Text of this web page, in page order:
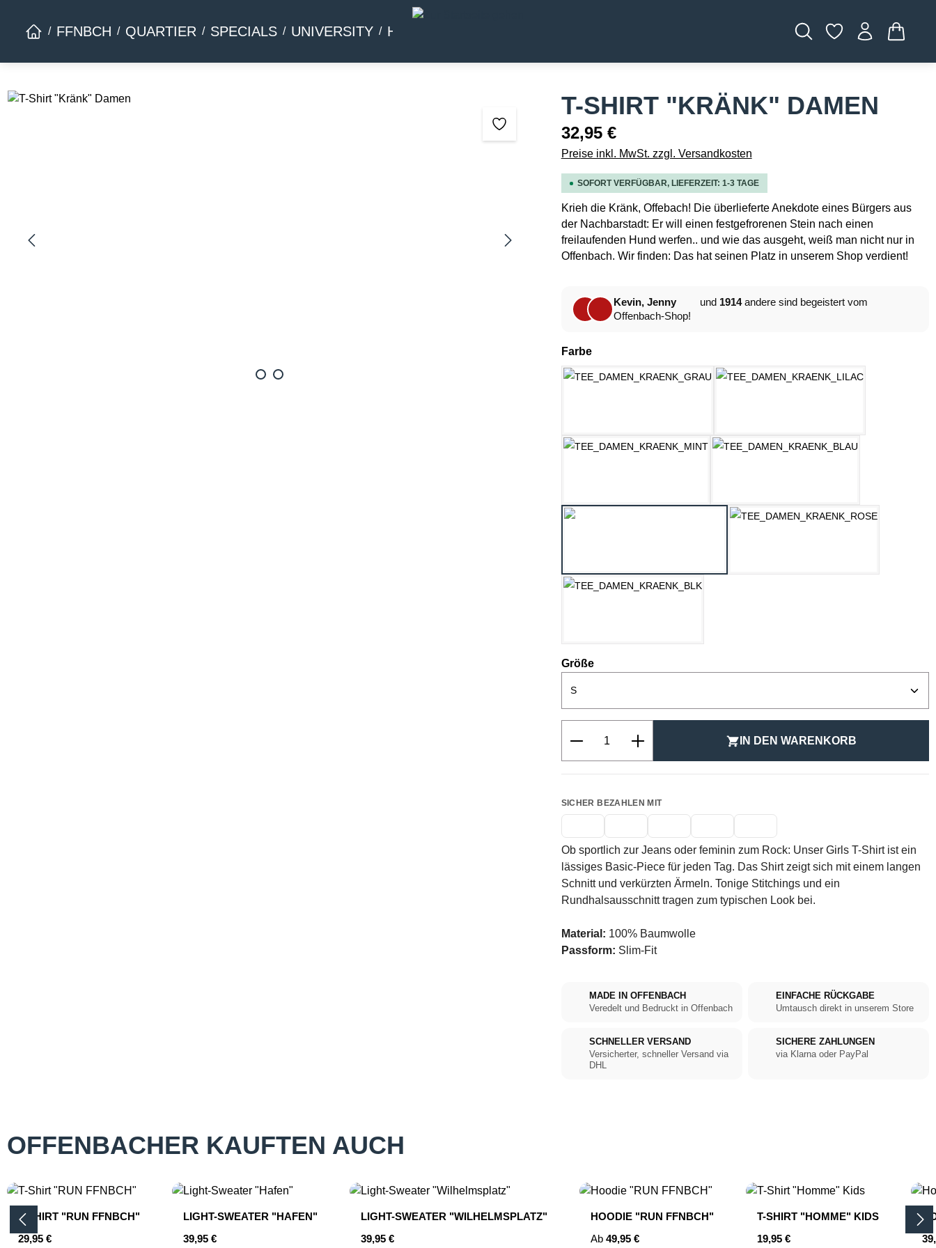
FFNBCH QUARTIER SPECIALS UNIVERSITY HOMMAGE
Bildergalerie überspringen T-SHIRT "KRÄNK" DAMEN
32,95 €
Preise inkl. MwSt. zzgl. Versandkosten
SOFORT VERFÜGBAR, LIEFERZEIT: 1-3 TAGE
Krieh die Kränk, Offebach! Die überlieferte Anekdote eines Bürgers aus
der Nachbarstadt: Er will einen festgefrorenen Stein nach einen
freilaufenden Hund werfen.. und wie das ausgeht, weiß man nicht nur in
Offenbach. Wir finden: Das hat seinen Platz in unserem Shop verdient!
Kevin, Jenny und 1914andere sind begeistert vom
Offenbach-Shop!
Farbeauswählen
Größeauswählen
Produkt Anzahl: Gib den gewünschten Wert ein
IN DEN WARENKORB
SICHER BEZAHLEN MIT
Ob sportlich zur Jeans oder feminin zum Rock: Unser Girls T-Shirt ist ein
lässiges Basic-Piece für jeden Tag. Das Shirt zeigt sich mit einem langen
Schnitt und verkürzten Ärmeln. Tonige Stitchings und ein
Rundhalsausschnitt tragen zum typischen Look bei.
Material: 100% Baumwolle
Passform: Slim-Fit
MADE IN OFFENBACH
Veredelt und Bedruckt in Offenbach
EINFACHE RÜCKGABE
Umtausch direkt in unserem Store
SCHNELLER VERSAND
Versicherter, schneller Versand via
DHL
SICHERE ZAHLUNGEN
via Klarna oder PayPal
OFFENBACHER KAUFTEN AUCH
Produktgalerie überspringen
T-SHIRT "RUN FFNBCH"
Regulärer Preis:
29,95 €
LIGHT-SWEATER "HAFEN"
Regulärer Preis:
39,95 €
LIGHT-SWEATER "WILHELMSPLATZ"
Regulärer Preis:
39,95 €
HOODIE "RUN FFNBCH"
Regulärer Preis:
Ab 49,95 €
T-SHIRT "HOMME" KIDS
Regulärer Preis:
19,95 €